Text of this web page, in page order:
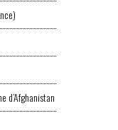
d’Afghanistan